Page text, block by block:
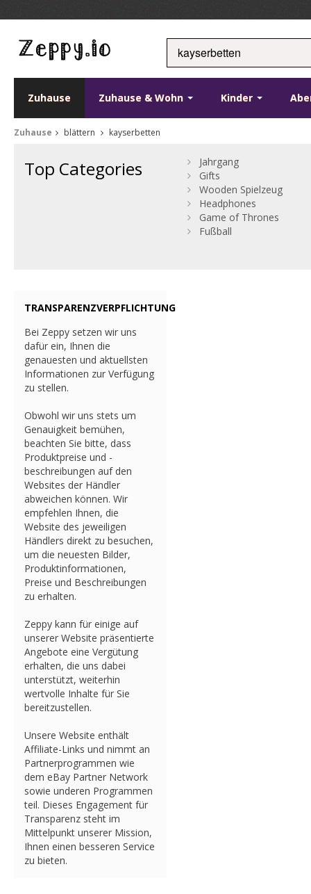
Zuhause Zuhause & Wohn Kinder
Zuhause blättern kayserbetten
Top Categories
Jahrgang
Gifts
Wooden Spielzeug
Headphones
Game of Thrones
Fußball
TRANSPARENZVERPFLICHTUNG
Bei Zeppy setzen wir uns
dafür ein, Ihnen die
genauesten und aktuellsten
Informationen zur Verfügung
zu stellen.
Obwohl wir uns stets um
Genauigkeit bemühen,
beachten Sie bitte, dass
Produktpreise und -
beschreibungen auf den
Websites der Händler
abweichen können. Wir
empfehlen Ihnen, die
Website des jeweiligen
Händlers direkt zu besuchen,
um die neuesten Bilder,
Produktinformationen,
Preise und Beschreibungen
zu erhalten.
Zeppy kann für einige auf
unserer Website präsentierte
Angebote eine Vergütung
erhalten, die uns dabei
unterstützt, weiterhin
wertvolle Inhalte für Sie
bereitzustellen.
Unsere Website enthält
Affiliate-Links und nimmt an
Partnerprogrammen wie
dem eBay Partner Network
sowie underen Programmen
teil. Dieses Engagement für
Transparenz steht im
Mittelpunkt unserer Mission,
Ihnen einen besseren Service
zu bieten.